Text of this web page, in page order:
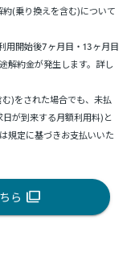
(乗り換えを含む)について
用開始後7ヶ月目・13ヶ月目
解約金が発生します。詳し
)をされた場合でも、未払
が到来する月額利用料)と
規定に基づきお支払いいた
ら